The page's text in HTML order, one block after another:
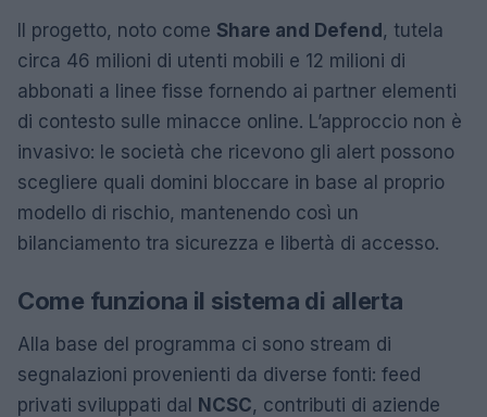
Il progetto, noto come Share and Defend, tutela
circa 46 milioni di utenti mobili e 12 milioni di
abbonati a linee fisse fornendo ai partner elementi
di contesto sulle minacce online. L’approccio non è
invasivo: le società che ricevono gli alert possono
scegliere quali domini bloccare in base al proprio
modello di rischio, mantenendo così un
bilanciamento tra sicurezza e libertà di accesso.
Come funziona il sistema di allerta
Alla base del programma ci sono stream di
segnalazioni provenienti da diverse fonti: feed
privati sviluppati dal NCSC, contributi di aziende